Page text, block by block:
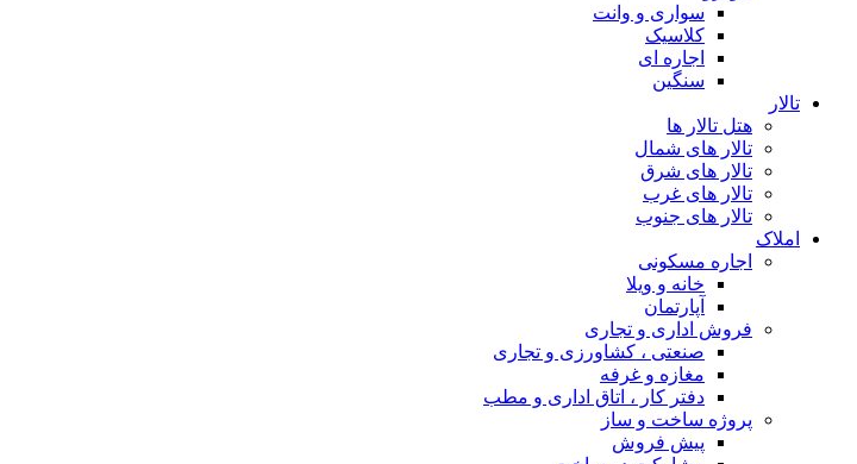
سواری و وانت
کلاسیک
اجاره ای
سنگین
تالار
هتل تالار ها
تالار های شمال
تالار های شرق
تالار های غرب
تالار های جنوب
املاک
اجاره مسکونی
خانه و ویلا
آپارتمان
فروش اداری و تجاری
صنعتی ، کشاورزی و تجاری
مغازه و غرفه
دفتر کار ، اتاق اداری و مطب
پروژه ساخت و ساز
پیش فروش